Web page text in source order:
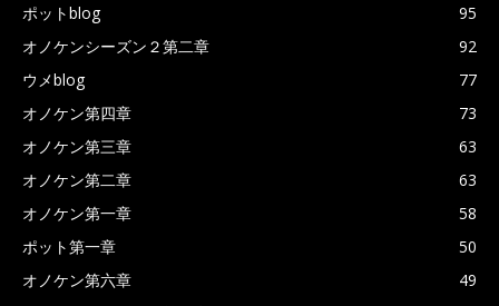
ポットblog
95
オノケンシーズン２第二章
92
ウメblog
77
オノケン第四章
73
オノケン第三章
63
オノケン第二章
63
オノケン第一章
58
ポット第一章
50
オノケン第六章
49